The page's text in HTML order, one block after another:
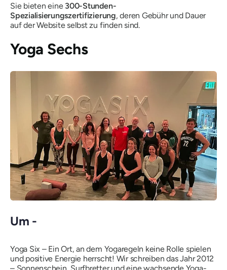
Sie bieten eine 300-Stunden-
Spezialisierungszertifizierung, deren Gebühr und Dauer
auf der Website selbst zu finden sind.
Yoga Sechs
Um -
Yoga Six – Ein Ort, an dem Yogaregeln keine Rolle spielen
und positive Energie herrscht! Wir schreiben das Jahr 2012